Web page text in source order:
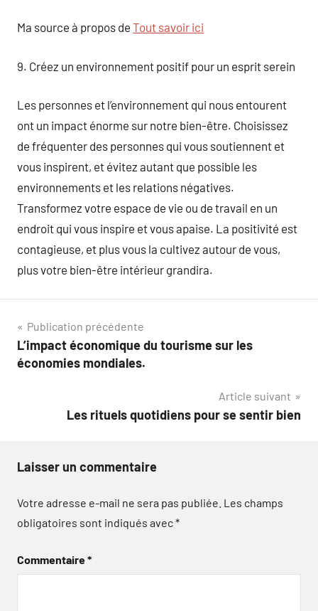
Ma source à propos de Tout savoir ici
9. Créez un environnement positif pour un esprit serein
Les personnes et l’environnement qui nous entourent
ont un impact énorme sur notre bien-être. Choisissez
de fréquenter des personnes qui vous soutiennent et
vous inspirent, et évitez autant que possible les
environnements et les relations négatives.
Transformez votre espace de vie ou de travail en un
endroit qui vous inspire et vous apaise. La positivité est
contagieuse, et plus vous la cultivez autour de vous,
plus votre bien-être intérieur grandira.
Navigation
de
Publication précédente
L’impact économique du tourisme sur les
économies mondiales.
Article suivant
Les rituels quotidiens pour se sentir bien
Laisser un commentaire
Votre adresse e-mail ne sera pas publiée. Les champs
obligatoires sont indiqués avec*
Commentaire*